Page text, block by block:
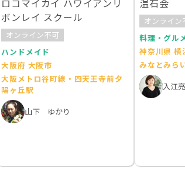
ボンレイ スクール
オンライン不可
ハンドメイド
大阪府 大阪市
大阪メトロ谷町線・四天王寺前夕
陽ヶ丘駅
山下 ゆかり
オンライン
料理・グル
神奈川県 横
みなとみら
入江